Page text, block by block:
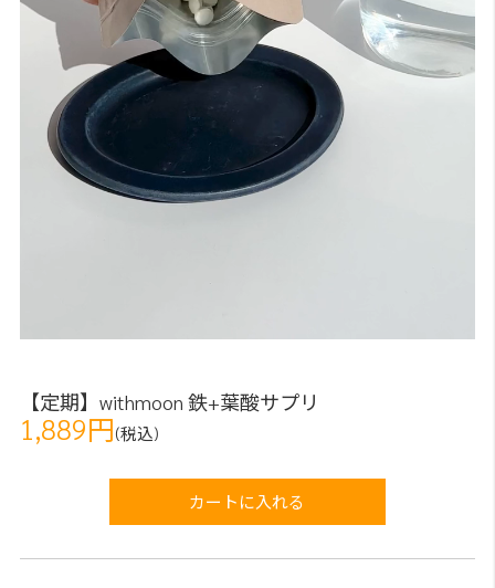
【定期】withmoon 鉄+葉酸サプリ
1,889円(税込)
カートに入れる